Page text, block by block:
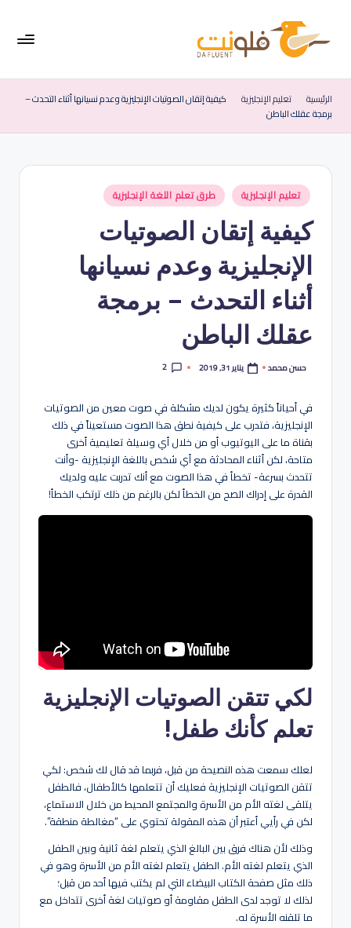
ون
ت
الإ
في
تعليم
الرئيسية تعليم الإنجليزية
كيفية إتقان الصوتيات الإنجليزية وعدم نسيانها أثناء التحدث –
برمجة عقلك الباطن
نُشر
في
تعليم الإنجليزية طرق تعلم اللغة الإنجليزية
كيفية إتقان الصوتيات
الإنجليزية وعدم نسيانها
أثناء التحدث – برمجة
عقلك الباطن
تمّ
حسن محمد يناير 31, 2019 2
في أحياناً كثيرة يكون لديك مشكلة في صوت معين من الصوتيات
الإنجليزية، فتدرب على كيفية نطق هذا الصوت مستعيناً في ذلك
بقناة ما على اليوتيوب أو من خلال أي وسيلة تعليمية أخرى
متاحة، لكن أثناء المحادثة مع أي شخص باللغة الإنجليزية -وأنت
تتحدث بسرعة- تخطأ في هذا الصوت مع أنك تدربت عليه ولديك
القدرة على إدراك الصح من الخطأ لكن بالرغم من ذلك ترتكب الخطأ!
لكي تتقن الصوتيات الإنجليزية
تعلم كأنك طفل!
لعلك سمعت هذه النصيحة من قبل، فربما قد قال لك شخص: لكي
تتقن الصوتيات الإنجليزية فعليك أن تتعلمها كالأطفال، فالطفل
يتلقى لغته الأم من الأسرة والمجتمع المحيط من خلال الاستماع،
لكن في رأيي أعتبر أن هذه المقولة تحتوي على “مغالطة منطقة”.
وذلك لأن هناك فرق بين البالغ الذي يتعلم لغة ثانية وبين الطفل
الذي يتعلم لغته الأم. الطفل يتعلم لغته الأم من الأسرة وهو في
ذلك مثل صفحة الكتاب البيضاء التي لم يكتب فيها أحد من قبل؛
لذلك لا توجد لدى الطفل مقاومة أو صوتيات لغة أخرى تتداخل مع
ما تلقنه الأسرة له.